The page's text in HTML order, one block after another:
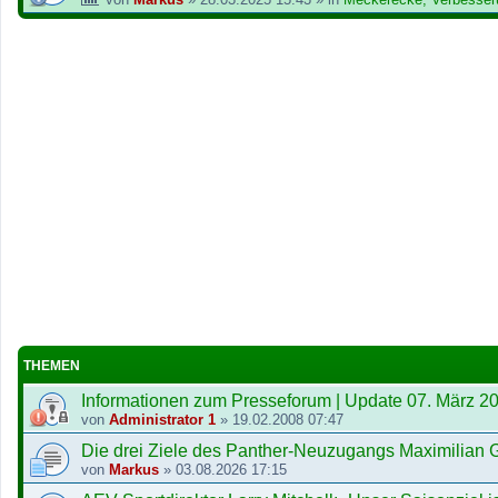
THEMEN
Informationen zum Presseforum | Update 07. März
von Administrator 1 » 19.02.2008 07:47
Die drei Ziele des Panther-Neuzugangs Maximilian
von Markus » 03.08.2026 17:15